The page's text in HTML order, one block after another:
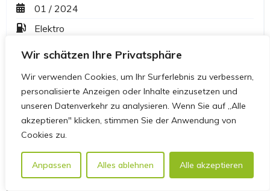
Wir schätzen Ihre Privatsphäre
Wir verwenden Cookies, um Ihr Surferlebnis zu verbessern,
personalisierte Anzeigen oder Inhalte einzusetzen und
unseren Datenverkehr zu analysieren. Wenn Sie auf „Alle
akzeptieren" klicken, stimmen Sie der Anwendung von
Cookies zu.
Anpassen Alles ablehnen Alle akzeptieren